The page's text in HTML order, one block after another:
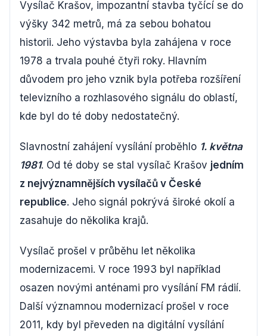
Vysílač Krašov, impozantní stavba tyčící se do
výšky 342 metrů, má za sebou bohatou
historii. Jeho výstavba byla zahájena v roce
1978 a trvala pouhé čtyři roky. Hlavním
důvodem pro jeho vznik byla potřeba rozšíření
televizního a rozhlasového signálu do oblastí,
kde byl do té doby nedostatečný.
Slavnostní zahájení vysílání proběhlo 1. května
1981. Od té doby se stal vysílač Krašov jedním
z nejvýznamnějších vysílačů v České
republice. Jeho signál pokrývá široké okolí a
zasahuje do několika krajů.
Vysílač prošel v průběhu let několika
modernizacemi. V roce 1993 byl například
osazen novými anténami pro vysílání FM rádií.
Další významnou modernizací prošel v roce
2011, kdy byl převeden na digitální vysílání